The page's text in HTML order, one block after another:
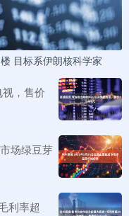
目标系伊朗核科学家
，售价
场绿豆芽
利率超